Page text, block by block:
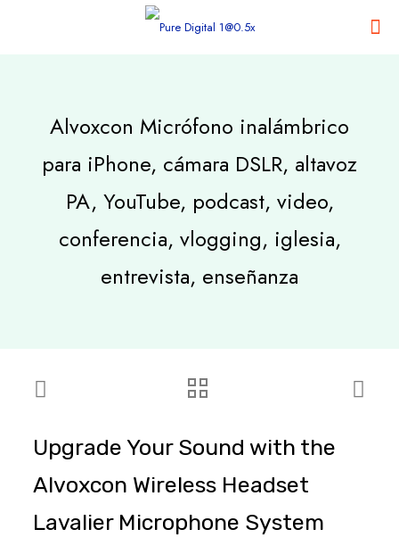
Alvoxcon Micrófono inalámbrico
para iPhone, cámara DSLR, altavoz
PA, YouTube, podcast, video,
conferencia, vlogging, iglesia,
entrevista, enseñanza
Upgrade Your Sound with the
Alvoxcon Wireless Headset
Lavalier Microphone System